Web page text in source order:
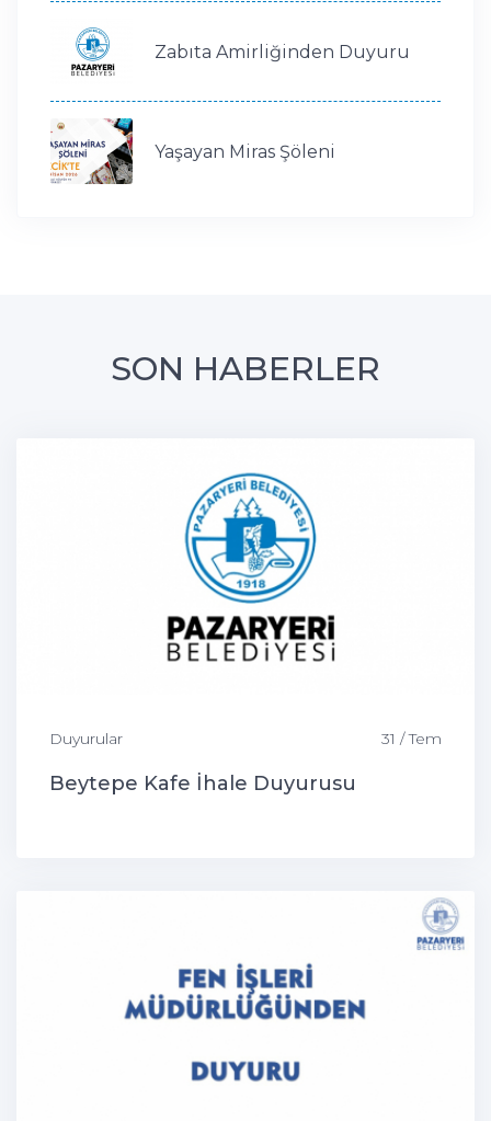
Zabıta Amirliğinden Duyuru
Yaşayan Miras Şöleni
SON HABERLER
Duyurular 31 / Tem
Beytepe Kafe İhale Duyurusu